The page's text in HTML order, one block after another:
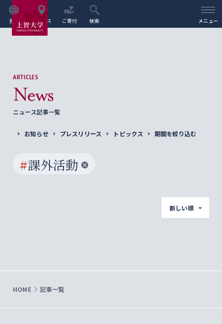
言語 アクセス ご寄付 検索 メニュー
ARTICLES
News
ニュース記事一覧
お知らせ プレスリリース トピックス 期間を絞り込む
#課外活動
新しい順
HOME 記事一覧